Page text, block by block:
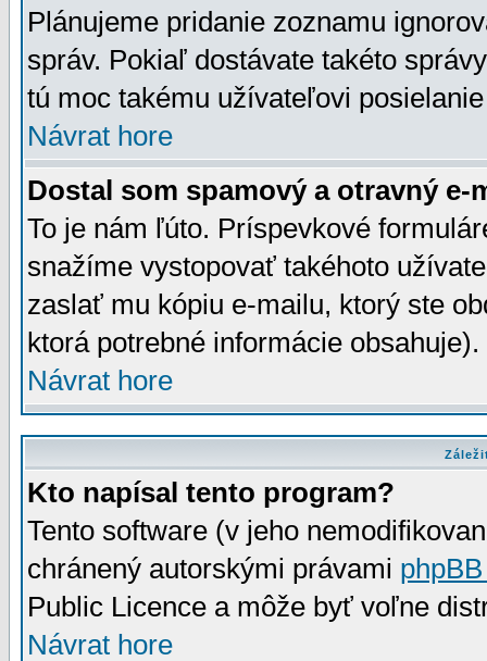
Plánujeme pridanie zoznamu
správ. Pokiaľ dostávate takéto
tú moc takému užívateľovi
Návrat hore
Dostal som spamový a otravný e-
To je nám ľúto. Príspevkové
snažíme vystopovať takéhoto
zaslať mu kópiu e-mailu, ktorý ste
ktorá potrebné informácie
Návrat hore
Kto napísal tento program?
Tento software (v jeho
chránený autorskými právami
Public Licence a môže byť voľne
Návrat hore